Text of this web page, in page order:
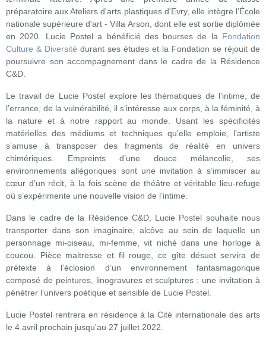
préparatoire aux Ateliers d'arts plastiques d'Evry, elle intègre l’École
nationale supérieure d'art - Villa Arson, dont elle est sortie diplômée
en 2020. Lucie Postel a bénéficié des bourses de la Fondation
Culture & Diversité durant ses études et la Fondation se réjouit de
poursuivre son accompagnement dans le cadre de la Résidence
C&D.
Le travail de Lucie Postel explore les thématiques de l’intime, de
l’errance, de la vulnérabilité, il s’intéresse aux corps, à la féminité, à
la nature et à notre rapport au monde. Usant les spécificités
matérielles des médiums et techniques qu’elle emploie, l’artiste
s’amuse à transposer des fragments de réalité en univers
chimériques. Empreints d’une douce mélancolie, ses
environnements allégoriques sont une invitation à s’immiscer au
cœur d’un récit, à la fois scène de théâtre et véritable lieu-refuge
où s’expérimente une nouvelle vision de l’intime.
Dans le cadre de la Résidence C&D, Lucie Postel souhaite nous
transporter dans son imaginaire, alcôve au sein de laquelle un
personnage mi-oiseau, mi-femme, vit niché dans une horloge à
coucou. Pièce maitresse et fil rouge, ce gîte désuet servira de
prétexte à l’éclosion d’un environnement fantasmagorique
composé de peintures, linogravures et sculptures : une invitation à
pénétrer l’univers poétique et sensible de Lucie Postel.
Lucie Postel rentrera en résidence à la Cité internationale des arts
le 4 avril prochain jusqu'au 27 juillet 2022.